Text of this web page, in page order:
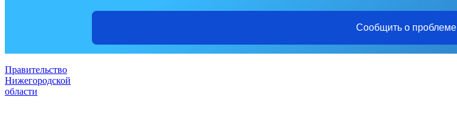
Сообщить о проблеме
Правительство
Нижегородской
области